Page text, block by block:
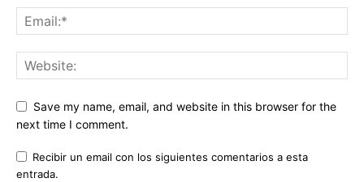
Save my name, email, and website in this browser for the
next time I comment.
Recibir un email con los siguientes comentarios a esta
entrada.